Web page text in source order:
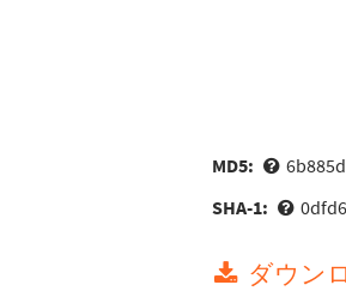
MD5:
SHA-1:
ダウン